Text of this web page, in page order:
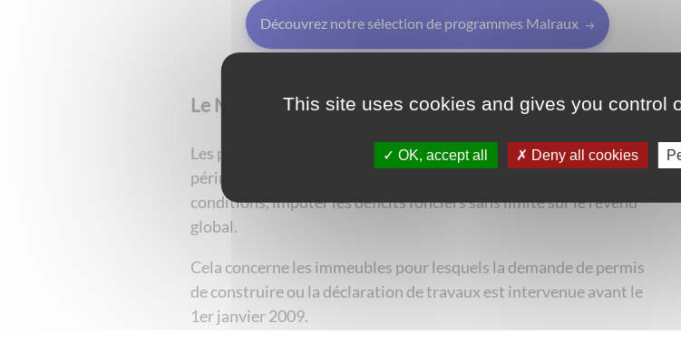
Découvrez notre sélection de programmes Malraux
Le Malraux ancien régime – Déficit foncier
Les personnes ayant investi dans des immeubles situés dans des
périmètres de restauration immobilière peuvent, sous certaines
conditions, imputer les déficits fonciers sans limite sur le revenu
global.
Cela concerne les immeubles pour lesquels la demande de permis
de construire ou la déclaration de travaux est intervenue avant le
1er janvier 2009.
This site uses cookies and gives you control
OK, accept all Deny all cookies